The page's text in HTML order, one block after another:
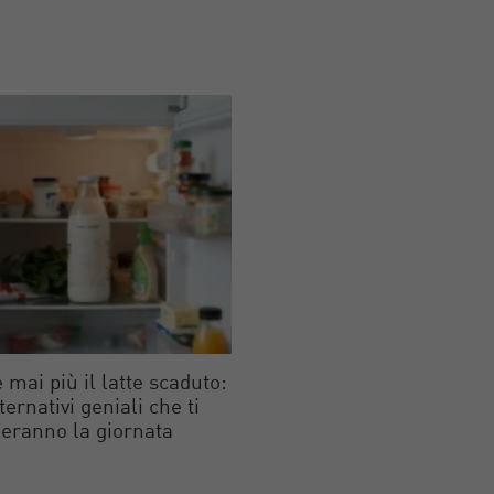
mai più il latte scaduto:
geniali che ti
la giornata